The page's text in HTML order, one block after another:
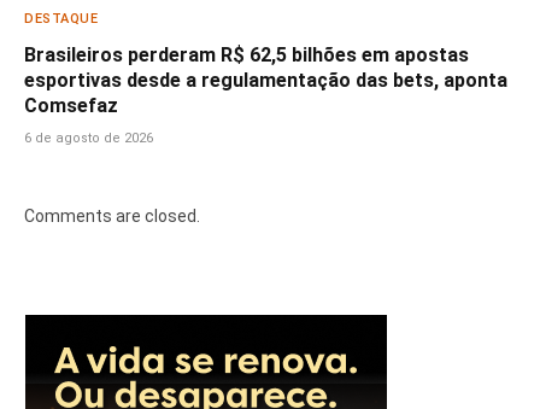
DESTAQUE
Brasileiros perderam R$ 62,5 bilhões em apostas
esportivas desde a regulamentação das bets, aponta
Comsefaz
6 de agosto de 2026
Comments are closed.